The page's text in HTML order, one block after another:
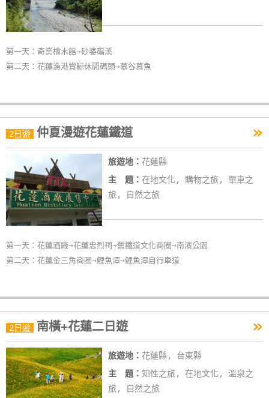
全
租
車
帶
玩
玩
樂
圖
務
顧
客
滿
第一天：奇業檜木館→砂婆礑溪
第二天：花蓮漁港賞鯨休閒碼頭→慕谷慕魚
2日遊 仲夏漫遊花蓮鐵道 »
旅遊地： 花蓮縣
主 題： 在地文化, 購物之旅, 單車之
旅, 自然之旅
第一天：花蓮酒廠→花蓮忠烈祠→舊鐵道文化商圈→南濱公園
第二天：花蓮金三角商圈→鯉魚潭→鯉魚潭自行車道
2日遊 南橫+花蓮二日遊 »
旅遊地： 花蓮縣, 台東縣
主 題： 知性之旅, 在地文化, 溫泉之
旅, 自然之旅